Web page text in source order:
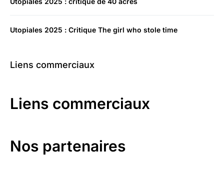
Utopiales 2025 : Critique The girl who stole time
Liens commerciaux
Liens commerciaux
Nos partenaires